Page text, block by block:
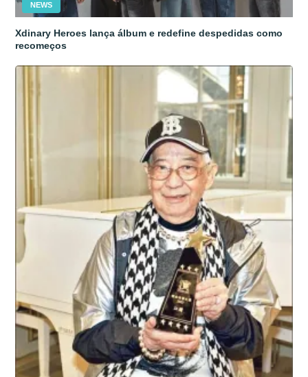
NEWS
Xdinary Heroes lança álbum e redefine despedidas como
recomeços